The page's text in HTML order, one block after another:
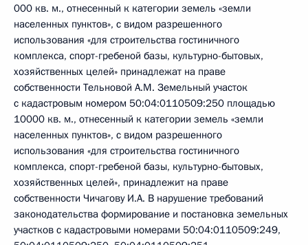
000 кв. м., отнесенный к категории земель «земли
населенных пунктов», с видом разрешенного
использования «для строительства гостиничного
комплекса, спорт-гребеной базы, культурно-бытовых,
хозяйственных целей» принадлежат на праве
собственности Тельновой А.М. Земельный участок
с кадастровым номером 50:04:0110509:250 площадью
10000 кв. м., отнесенный к категории земель «земли
населенных пунктов», с видом разрешенного
использования «для строительства гостиничного
комплекса, спорт-гребеной базы, культурно-бытовых,
хозяйственных целей», принадлежит на праве
собственности Чичагову И.А. В нарушение требований
законодательства формирование и постановка земельных
участков с кадастровыми номерами 50:04:0110509:249,